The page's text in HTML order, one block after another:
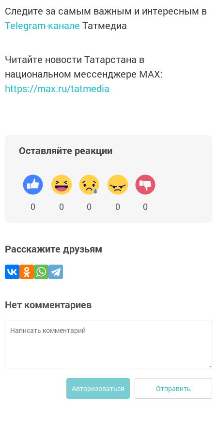
Следите за самым важным и интересным в
Telegram-канале Татмедиа
Читайте новости Татарстана в
национальном мессенджере MАХ:
https://max.ru/tatmedia
Оставляйте реакции
0 0 0 0 0
Расскажите друзьям
Нет комментариев
Авторизоваться Отправить